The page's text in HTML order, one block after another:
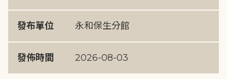
發布單位 永和保生分館
發佈時間 2026-08-03